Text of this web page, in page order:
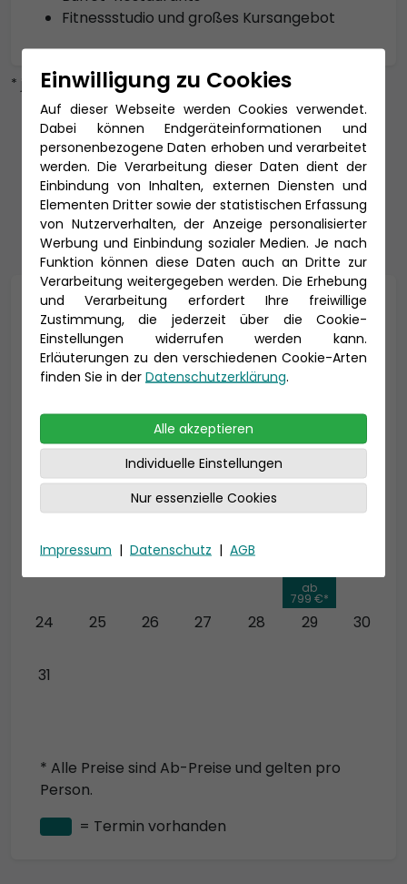
Fitnessstudio und großes Kursangebot
* je nach Reisetermin
Termine
August 2026
Mo Di Mi Do Fr
27
28 29 30 31 1 2
5 6 7
10 11 12 13 14 15 16
ab
799 €*
24 25 26 27 28 29 30
31
* Alle Preise sind Ab-Preise und gelten pro
Person.
= Termin vorhanden
Einwilligung zu Cookies
Auf dieser Webseite werden Cookies verwendet.
Dabei können Endgeräteinformationen und
personenbezogene Daten erhoben und verarbeitet
werden. Die Verarbeitung dieser Daten dient der
Einbindung von Inhalten, externen Diensten und
Elementen Dritter sowie der statistischen Erfassung
von Nutzerverhalten, der Anzeige personalisierter
Werbung und Einbindung sozialer Medien. Je nach
Funktion können diese Daten auch an Dritte zur
Verarbeitung weitergegeben werden. Die Erhebung
und Verarbeitung erfordert Ihre freiwillige
Zustimmung, die jederzeit über die Cookie-
Einstellungen widerrufen werden kann.
Erläuterungen zu den verschiedenen Cookie-Arten
finden Sie in der Datenschutzerklärung.
Alle akzeptieren
Individuelle Einstellungen
Nur essenzielle Cookies
Impressum | Datenschutz | AGB